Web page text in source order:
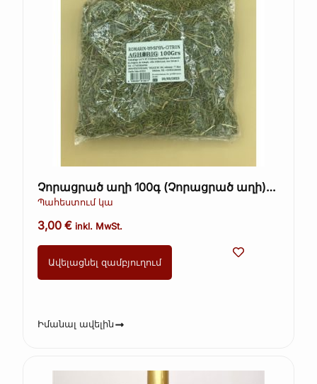
Չորացրած աղի 100գ (Չորացրած աղի)
Օգտագործել մինչև 25.11.23
Պահեստում կա
3,00€ inkl. MwSt.
Ավելացնել զամբյուղում
Իմանալ ավելին